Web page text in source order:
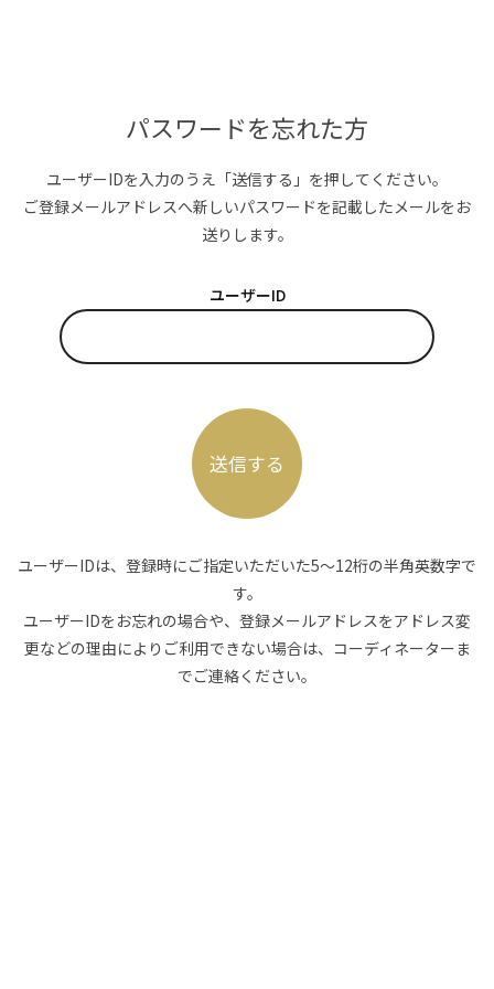
パスワードを忘れた方
ユーザーIDを入力のうえ「送信する」を押してください。
ご登録メールアドレスへ新しいパスワードを記載したメールをお
送りします。
ユーザーID
ユーザーIDは、登録時にご指定いただいた5〜12桁の半角英数字で
す。
ユーザーIDをお忘れの場合や、登録メールアドレスをアドレス変
更などの理由によりご利用できない場合は、コーディネーターま
でご連絡ください。